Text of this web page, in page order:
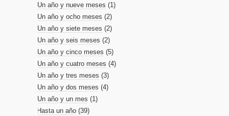
Un año y nueve meses (1)
Un año y ocho meses (2)
Un año y siete meses (2)
Un año y seis meses (2)
Un año y cinco meses (5)
Un año y cuatro meses (4)
Un año y tres meses (3)
Un año y dos meses (4)
Un año y un mes (1)
Hasta un año (39)